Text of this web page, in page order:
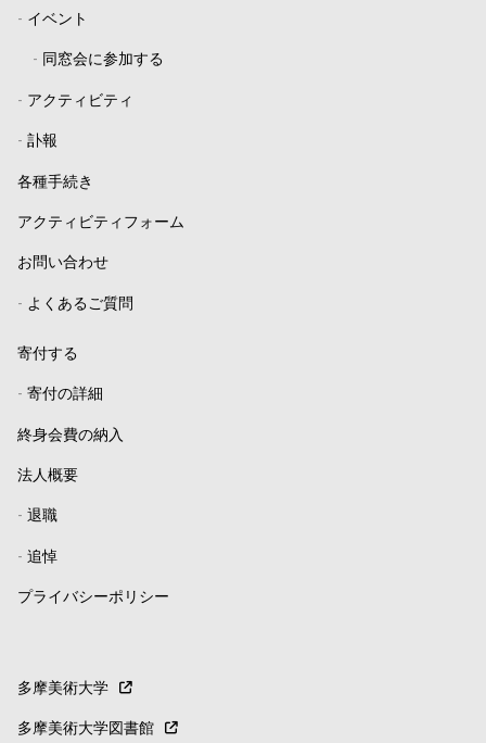
- イベント
- 同窓会に参加する
- アクティビティ
- 訃報
各種手続き
アクティビティフォーム
お問い合わせ
- よくあるご質問
寄付する
- 寄付の詳細
終身会費の納入
法人概要
- 退職
- 追悼
プライバシーポリシー
多摩美術大学
多摩美術大学図書館